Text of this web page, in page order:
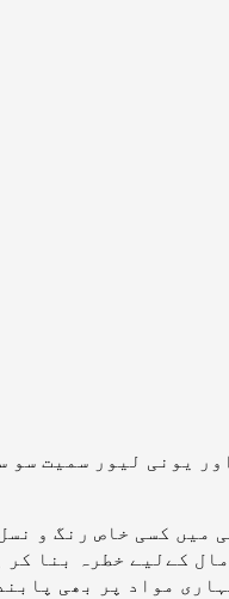
یونی لیور سمیت
میں کسی خاص رنگ و
کےلیے خطرہ بنا
مواد پر بھی